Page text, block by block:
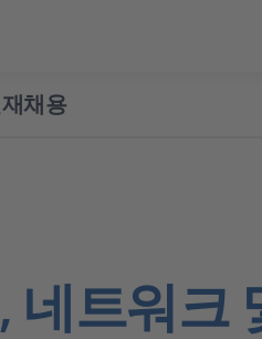
채용
네트워크